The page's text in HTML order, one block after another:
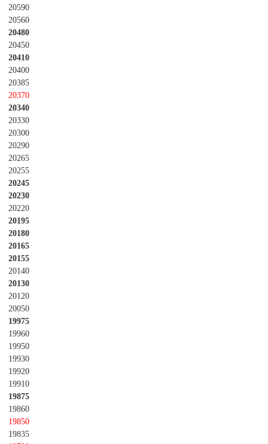
20590
20560
20480
20450
20410
20400
20385
20370
20340
20330
20300
20290
20265
20255
20245
20230
20220
20195
20180
20165
20155
20140
20130
20120
20050
19975
19960
19950
19930
19920
19910
19875
19860
19850
19835